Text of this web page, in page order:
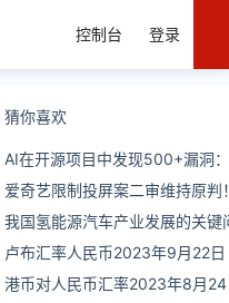
控制台 登录
猜你喜欢
AI在开源项目中发现500+漏洞
Code Security研究预览版上线
爱奇艺限制投屏案二审维持原判
天黄金会员时长
我国氢能源汽车产业发展的关键
卢布汇率人民币2023年9月22日
港币对人民币汇率2023年8月